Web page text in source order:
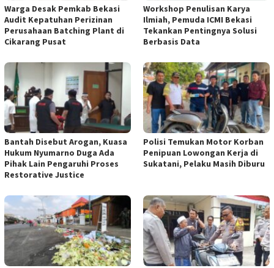
Warga Desak Pemkab Bekasi
Audit Kepatuhan Perizinan
Perusahaan Batching Plant di
Cikarang Pusat
Workshop Penulisan Karya
Ilmiah, Pemuda ICMI Bekasi
Tekankan Pentingnya Solusi
Berbasis Data
Bantah Disebut Arogan, Kuasa
Hukum Nyumarno Duga Ada
Pihak Lain Pengaruhi Proses
Restorative Justice
Polisi Temukan Motor Korban
Penipuan Lowongan Kerja di
Sukatani, Pelaku Masih Diburu